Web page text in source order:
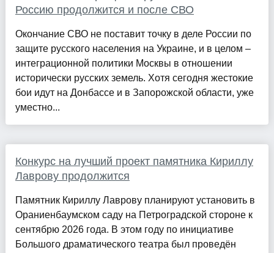
Россию продолжится и после СВО
Окончание СВО не поставит точку в деле России по
защите русского населения на Украине, и в целом –
интеграционной политики Москвы в отношении
исторически русских земель. Хотя сегодня жестокие
бои идут на Донбассе и в Запорожской области, уже
уместно...
Конкурс на лучший проект памятника Кириллу
Лаврову продолжится
Памятник Кириллу Лаврову планируют установить в
Ораниенбаумском саду на Петроградской стороне к
сентябрю 2026 года. В этом году по инициативе
Большого драматического театра был проведён